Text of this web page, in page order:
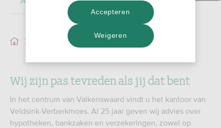
Je adviseur
Wij zijn pas tevreden als jij dat bent
In het centrum van Valkenswaard vindt u het kantoor van
Veldsink-Verberkmoes. Al 25 jaar geven wij advies over
hypotheken, bankzaken en verzekeringen, zowel op
Weigeren
Accepteren